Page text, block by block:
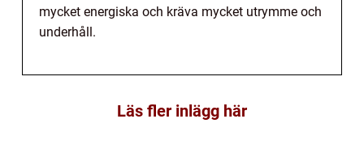
mycket energiska och kräva mycket utrymme och
underhåll.
Läs fler inlägg här